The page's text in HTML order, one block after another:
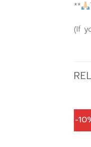
**
(If
-